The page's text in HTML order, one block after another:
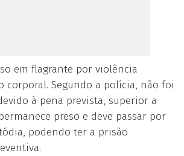
em flagrante por violência
corporal. Segundo a polícia, não foi
à pena prevista, superior a
preso e deve passar por
podendo ter a prisão